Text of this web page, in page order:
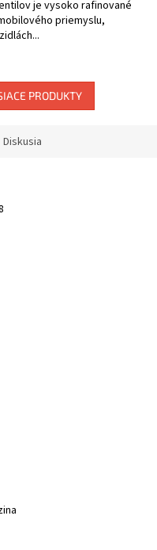
je vysoko rafinované
priemyslu,
PRODUKTY
Diskusia